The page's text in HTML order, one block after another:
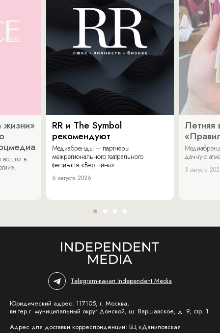
жизни»
вошли в
RR и The Symbol
рекомендуют
Медиабренды – партнеры
межрегионального театрального
фестиваля «Вершина».
6 августа 2026
Летняя
дачную
3 августа
Telegram-канал Independent Media
Юридический адрес: 117105, г. Москва,
вн.тер.г. муниципальный округ Донской, ш. Варшавское, д. 9, стр. 1
Адрес для доставки корреспонденции: БЦ «Даниловская